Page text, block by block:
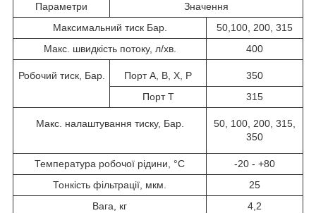
Параметри
Значення
Максимальний тиск Бар.
50,100, 200, 315
Макс. швидкість потоку, л/хв.
400
Робочий тиск, Бар. Порт A, B, X, P
350
Порт T
315
Макс. налаштування тиску, Бар.
50, 100, 200, 315,
350
Температура робочої рідини, °C
-20 - +80
Тонкість фільтрації, мкм.
25
Вага, кг
4,2